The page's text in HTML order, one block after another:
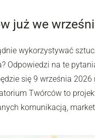
już we
wykorzystywać
Odpowiedzi na te
się 9 września
Twórców to
komunikacją,